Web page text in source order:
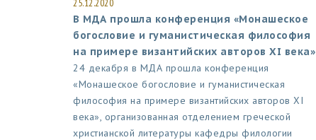
25.12.2020
В МДА прошла конференция «Монашеское
богословие и гуманистическая философия
на примере византийских авторов XI века»
24 декабря в МДА прошла конференция
«Монашеское богословие и гуманистическая
философия на примере византийских авторов XI
века», организованная отделением греческой
христианской литературы кафедры филологии